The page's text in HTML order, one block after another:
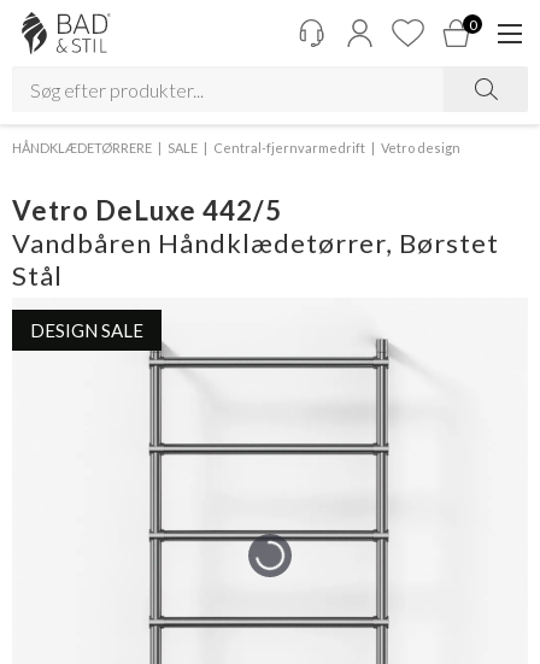
0
HÅNDKLÆDETØRRERE SALE Central-fjernvarmedrift Vetro design
Vetro DeLuxe 442/5
Vandbåren Håndklædetørrer, Børstet
Stål
DESIGN SALE